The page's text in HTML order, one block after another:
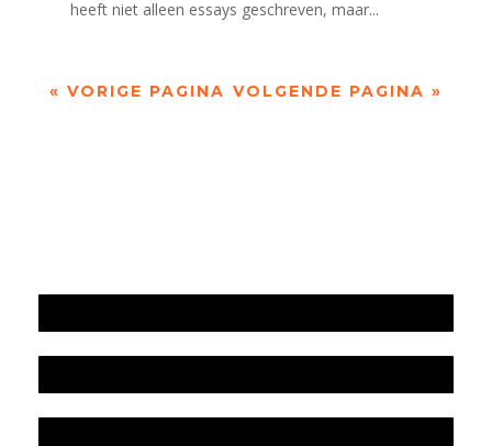
heeft niet alleen essays geschreven, maar...
« VORIGE PAGINA VOLGENDE PAGINA »